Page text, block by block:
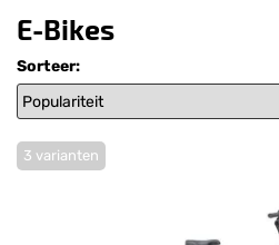
E-Bikes
Sorteer:
3 varianten